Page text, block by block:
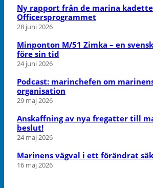
Ny rapport från de marina
Officersprogrammet
28 juni 2026
Minponton M/51 Zimka – en
före sin tid
24 juni 2026
Podcast: marinchefen om
organisation
29 maj 2026
Anskaffning av nya fregatter till
beslut!
24 maj 2026
Marinens vägval i ett förändrat
16 maj 2026